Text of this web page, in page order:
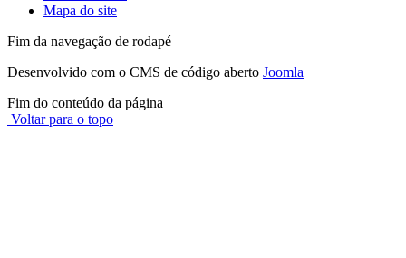
Mapa do site
Fim da navegação de rodapé
Desenvolvido com o CMS de código aberto Joomla
Fim do conteúdo da página
Voltar para o topo